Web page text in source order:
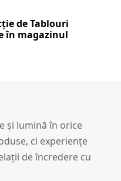
deTablouri
în magazinul
și lumină în orice
ci experiențe
de încredere cu